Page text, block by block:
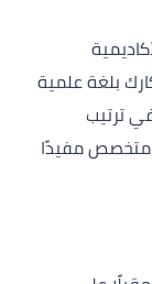
بلغة علمية
ترتيب
متخصص مفيدًا